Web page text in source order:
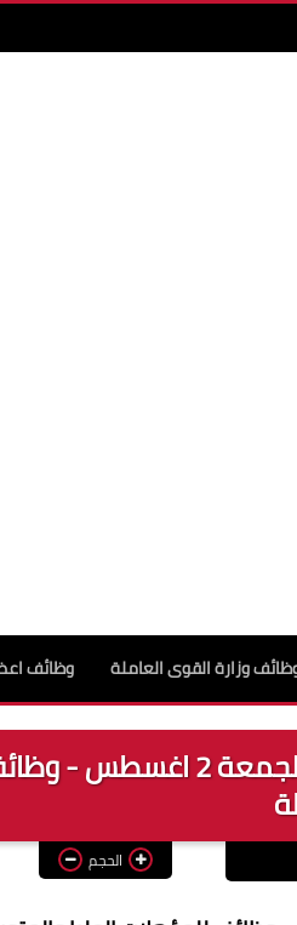
وزارة القوى العاملة وظائف
اعلانات وظائف جريدة الاهرام العدد الاسبوعى بتاريخ الجمعة 2
الحجم